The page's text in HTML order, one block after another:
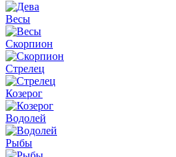
Весы
Скорпион
Стрелец
Козерог
Водолей
Рыбы